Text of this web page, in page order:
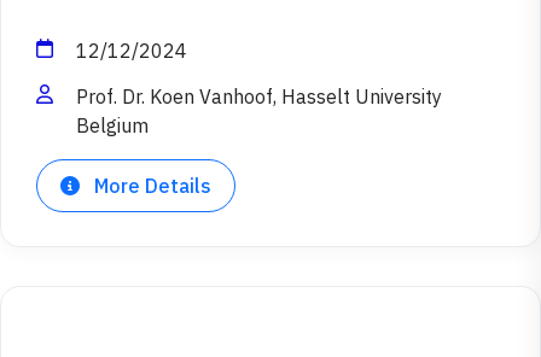
12/12/2024
Prof. Dr. Koen Vanhoof, Hasselt University
Belgium
More Details